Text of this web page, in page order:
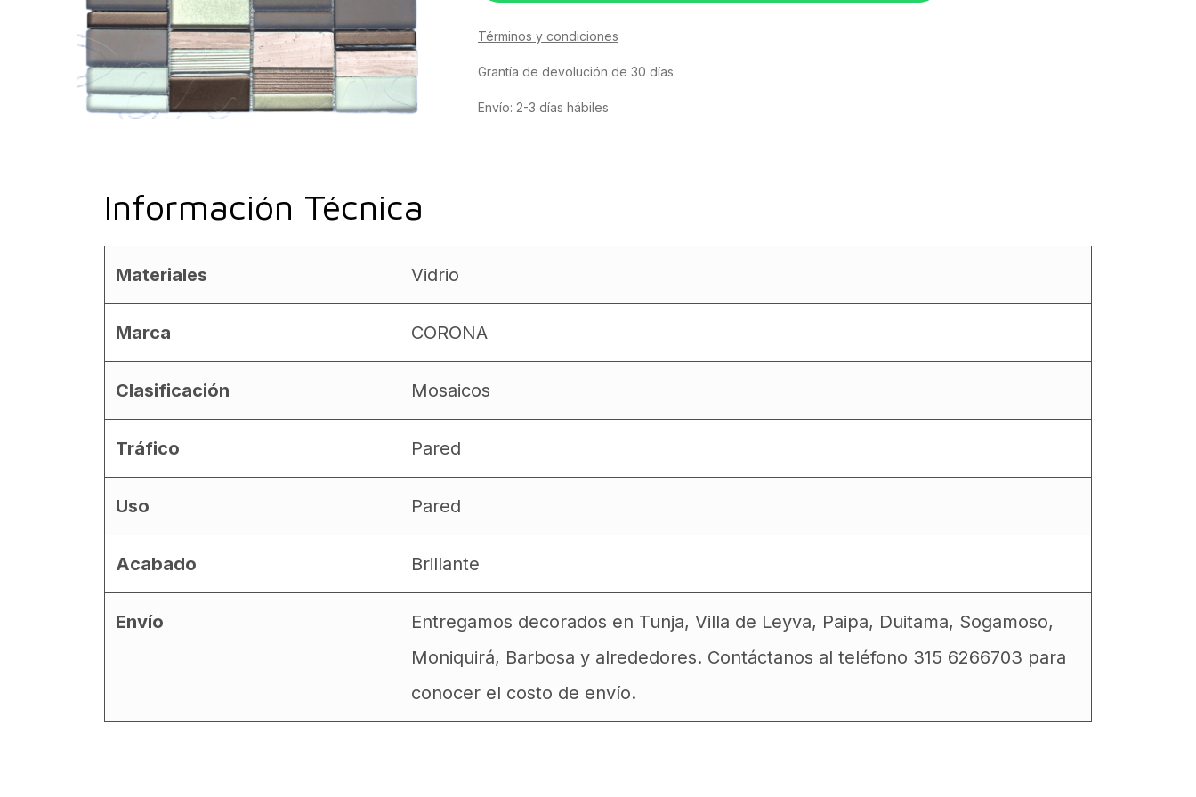
Términos y condiciones
Grantía de devolución de 30 días
Envío: 2-3 días hábiles
Información Técnica
Materiales Vidrio
Marca CORONA
Clasificación Mosaicos
Tráfico Pared
Uso Pared
Acabado Brillante
Envío
Entregamos decorados en Tunja, Villa de Leyva, Paipa, Duitama, Sogamoso,
Moniquirá, Barbosa y alrededores. Contáctanos al teléfono 315 6266703 para
conocer el costo de envío.